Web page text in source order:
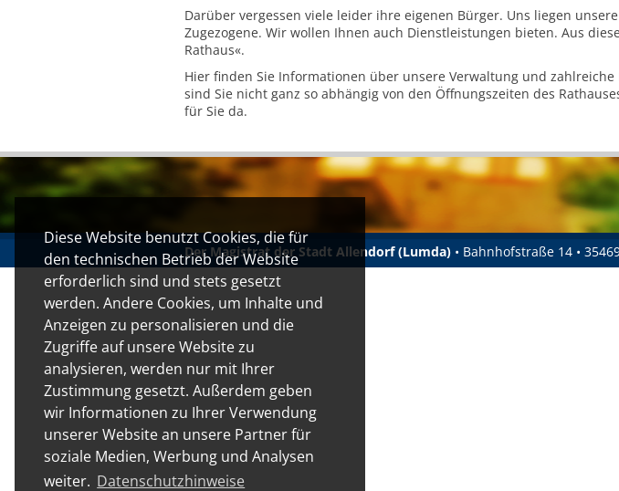
Diese Website benutzt Cookies, die für
den technischen Betrieb der Website
erforderlich sind und stets gesetzt
werden. Andere Cookies, um Inhalte und
Anzeigen zu personalisieren und die
Zugriffe auf unsere Website zu
analysieren, werden nur mit Ihrer
Zustimmung gesetzt. Außerdem geben
wir Informationen zu Ihrer Verwendung
unserer Website an unsere Partner für
soziale Medien, Werbung und Analysen
weiter. Datenschutzhinweise
Darüber vergessen viele leider ihre eigenen Bürger. Uns liegen
Zugezogene. Wir wollen Ihnen auch Dienstleistungen bieten. Aus
Rathaus«.
Hier finden Sie Informationen über unsere Verwaltung und
sind Sie nicht ganz so abhängig von den Öffnungszeiten des
für Sie da.
Der Magistrat der Stadt Allendorf (Lumda) • Bahnhofstraße 14 •